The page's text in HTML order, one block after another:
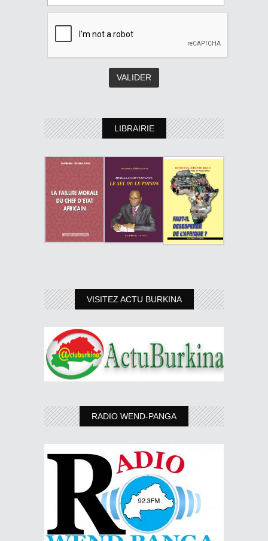
LIBRAIRIE
VISITEZ ACTU BURKINA
RADIO WEND-PANGA